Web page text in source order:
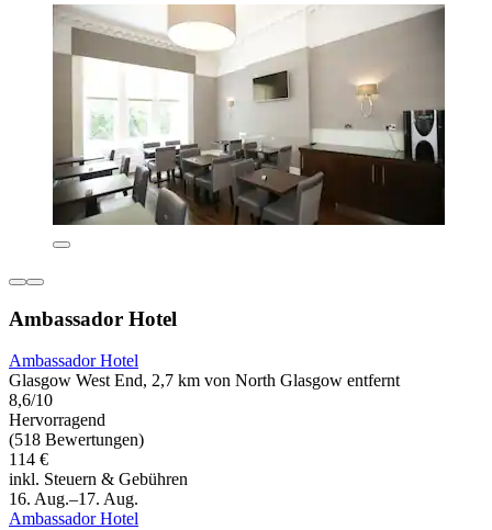
Ambassador Hotel
Ambassador Hotel
Glasgow West End, 2,7 km von North Glasgow entfernt
8,6/10
Hervorragend
(518 Bewertungen)
114 €
inkl. Steuern & Gebühren
16. Aug.–17. Aug.
Ambassador Hotel